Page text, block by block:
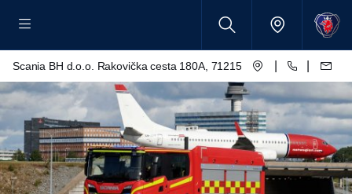
Scania BH d.o.o. Rakovička cesta 180A, 71215 Blažuj - Sarajevo